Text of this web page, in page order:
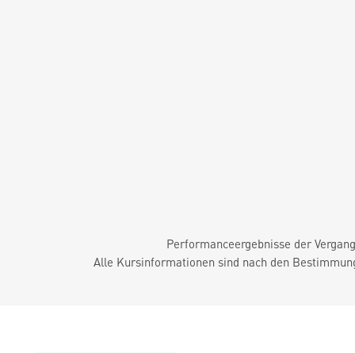
Performanceergebnisse der
Alle Kursinformationen sind nach den